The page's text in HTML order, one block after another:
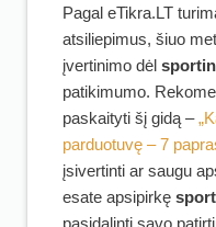
Pagal eTikra.LT
atsiliepimus, šiuo
įvertinimo dėl
patikimumo.
paskaityti šį gidą –
parduotuvę – 7
įsivertinti ar saugu
esate apsipirkę
pasidalinti savo